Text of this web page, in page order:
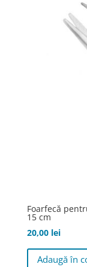
Foarfecă
15 cm
20,00 lei
Adaugă în